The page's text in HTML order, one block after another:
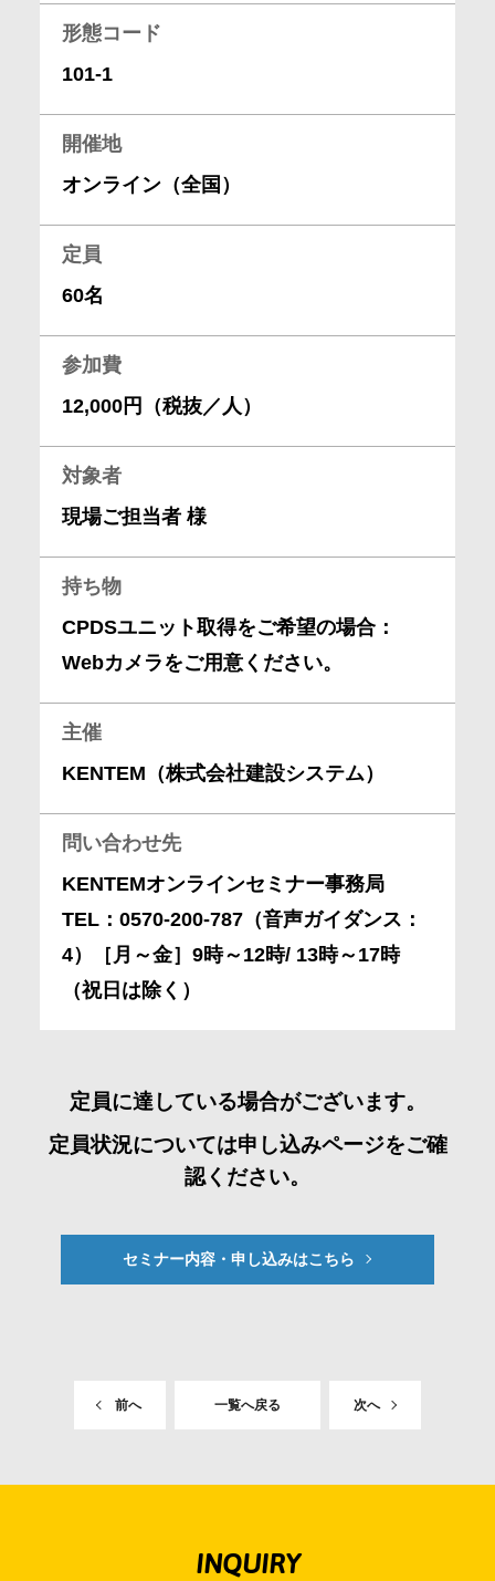
サイト内検索
形態コード
101-1
開催地
オンライン（全国）
定員
60名
参加費
12,000円（税抜／人）
対象者
現場ご担当者 様
持ち物
CPDSユニット取得をご希望の場合：
Webカメラをご用意ください。
主催
KENTEM（株式会社建設システム）
問い合わせ先
KENTEMオンラインセミナー事務局
TEL：0570-200-787（音声ガイダンス：
4）［月～金］9時～12時/ 13時～17時
（祝日は除く）
定員に達している場合がございます。
定員状況については申し込みページをご確
認ください。
セミナー内容・申し込みはこちら
前へ 一覧へ戻る 次へ
INQUIRY